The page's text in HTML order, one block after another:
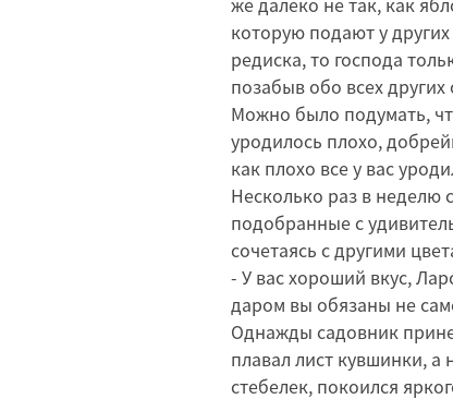
которую подают у
редиска, то господа
позабыв обо всех
Можно было подумать,
уродилось плохо,
как плохо все у вас
Несколько раз в неделю
подобранные с
сочетаясь с другими
- У вас хороший вкус,
даром вы обязаны не
Однажды садовник
плавал лист кувшинки, а
стебелек, покоился